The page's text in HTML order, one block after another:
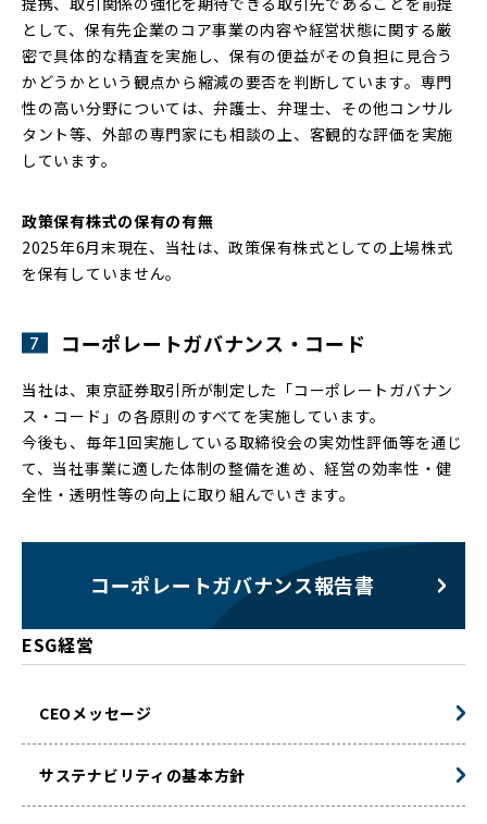
として、保有先企業のコア事業の内容や経営状態に関する厳
密で具体的な精査を実施し、保有の便益がその負担に見合う
かどうかという観点から縮減の要否を判断しています。専門
性の高い分野については、弁護士、弁理士、その他コンサル
タント等、外部の専門家にも相談の上、客観的な評価を実施
しています。
政策保有株式の保有の有無
2025年6月末現在、当社は、政策保有株式としての上場株式
を保有していません。
コーポレートガバナンス・コード
当社は、東京証券取引所が制定した「コーポレートガバナン
ス・コード」の各原則のすべてを実施しています。
今後も、毎年1回実施している取締役会の実効性評価等を通じ
て、当社事業に適した体制の整備を進め、経営の効率性・健
全性・透明性等の向上に取り組んでいきます。
コーポレートガバナンス報告書
ESG経営
CEOメッセージ
サステナビリティの基本方針